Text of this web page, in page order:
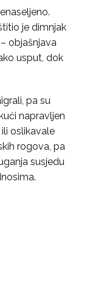
je dimnjak
objašnjava
usput, dok
pa su
napravljen
oslikavale
rogova, pa
susjedu